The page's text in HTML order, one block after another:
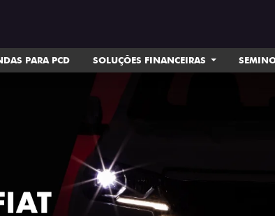
PARA PCD SOLUÇÕES FINANCEIRAS